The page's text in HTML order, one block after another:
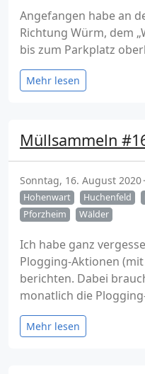
Angefangen habe an
Richtung Würm, dem
bis zum Parkplatz
Mehr lesen
Müllsammeln
Sonntag, 16. August 2020
Hohenwart
Huchenfeld
Pforzheim
Wälder
Ich habe ganz
Plogging-Aktionen
berichten. Dabei
monatlich die
Mehr lesen